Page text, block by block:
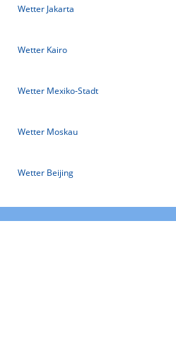
Wetter Jakarta
Wetter Kairo
Wetter Mexiko-Stadt
Wetter Moskau
Wetter Beijing